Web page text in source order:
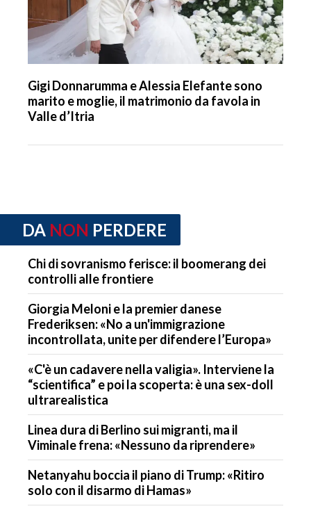
Gigi Donnarumma e Alessia Elefante sono
marito e moglie, il matrimonio da favola in
Valle d’Itria
DA NON PERDERE
Chi di sovranismo ferisce: il boomerang dei
controlli alle frontiere
Giorgia Meloni e la premier danese
Frederiksen: «No a un'immigrazione
incontrollata, unite per difendere l’Europa»
«C'è un cadavere nella valigia». Interviene la
“scientifica” e poi la scoperta: è una sex-doll
ultrarealistica
Linea dura di Berlino sui migranti, ma il
Viminale frena: «Nessuno da riprendere»
Netanyahu boccia il piano di Trump: «Ritiro
solo con il disarmo di Hamas»